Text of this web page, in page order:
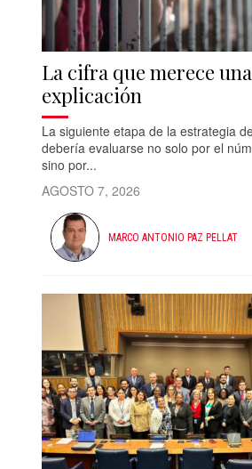
La cifra que merece una
explicación
La siguiente etapa de la estrategia
debería evaluarse no solo por el
sino por...
AGOSTO 7, 2026
MARCO ANTONIO PAZ PELLAT